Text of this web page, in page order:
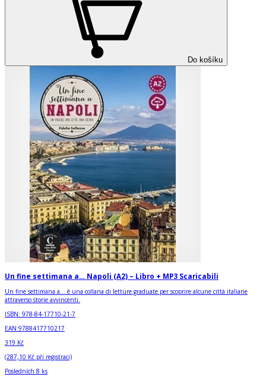
Do košíku
Un fine settimana a… Napoli (A2) – Libro + MP3 Scaricabili
Un fine settimana a… è una collana di letture graduate per scoprire alcune città italiane
attraverso storie avvincenti.
ISBN: 978-84-17710-21-7
EAN:9788417710217
319 Kč
(287,10 Kč při registraci)
Posledních 8 ks